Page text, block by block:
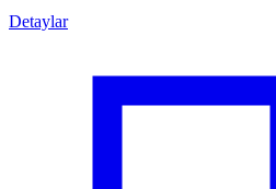
Detaylar